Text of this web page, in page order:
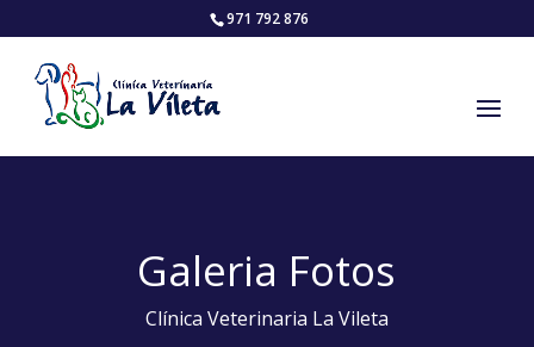
971 792 876
Galeria Fotos
Clínica Veterinaria La Vileta